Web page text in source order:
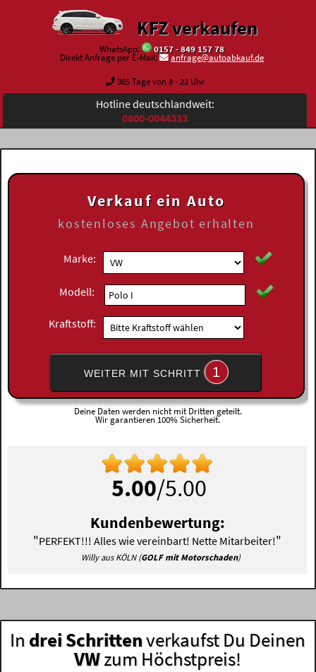
KFZ verkaufen
WhatsApp:
0157 - 849 157 78
Direkt Anfrage per E-Mail:
anfrage@autoabkauf.de
365 Tage von 8 - 22 Uhr
Hotline deutschlandweit:
0800-0044333
Verkauf ein Auto
kostenloses Angebot erhalten
Marke:
Modell:
Kraftstoff:
WEITER MIT SCHRITT 1
Deine Daten werden nicht mit Dritten geteilt.
Wir garantieren 100% Sicherheit.
5.00/5.00
Kundenbewertung:
"PERFEKT!!! Alles wie vereinbart! Nette Mitarbeiter!"
Willy aus KÖLN (GOLF mit Motorschaden)
In drei Schrittenverkaufst Du Deinen
VWzum Höchstpreis!